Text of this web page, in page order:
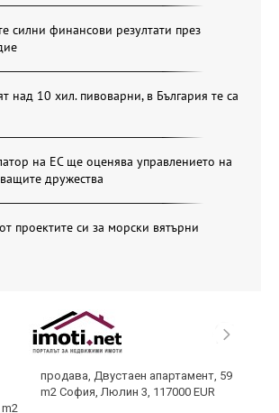
силни финансови резултати през
над 10 хил. пивоварни, в България те са
на ЕС ще оценява управлението на
дружества
проектите си за морски вятърни
продава, Двустаен апартамент, 59
m2 София, Люлин 3, 117000 EUR